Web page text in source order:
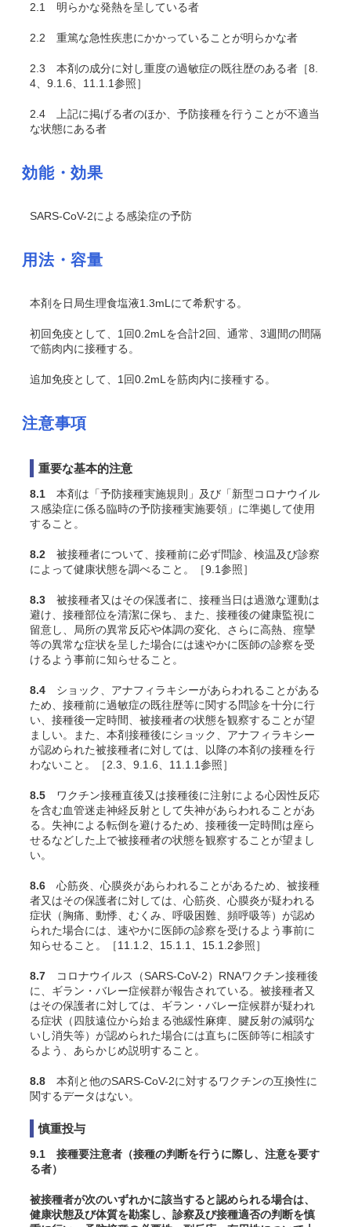
2.1 明らかな発熱を呈している者
2.2 重篤な急性疾患にかかっていることが明らかな者
2.3 本剤の成分に対し重度の過敏症の既往歴のある者［8.
4、9.1.6、11.1.1参照］
2.4 上記に掲げる者のほか、予防接種を行うことが不適当
な状態にある者
効能・効果
SARS-CoV-2による感染症の予防
用法・容量
本剤を日局生理食塩液1.3mLにて希釈する。
初回免疫として、1回0.2mLを合計2回、通常、3週間の間隔
で筋肉内に接種する。
追加免疫として、1回0.2mLを筋肉内に接種する。
注意事項
重要な基本的注意
8.1 本剤は「予防接種実施規則」及び「新型コロナウイル
ス感染症に係る臨時の予防接種実施要領」に準拠して使用
すること。
8.2 被接種者について、接種前に必ず問診、検温及び診察
によって健康状態を調べること。［9.1参照］
8.3 被接種者又はその保護者に、接種当日は過激な運動は
避け、接種部位を清潔に保ち、また、接種後の健康監視に
留意し、局所の異常反応や体調の変化、さらに高熱、痙攣
等の異常な症状を呈した場合には速やかに医師の診察を受
けるよう事前に知らせること。
8.4 ショック、アナフィラキシーがあらわれることがある
ため、接種前に過敏症の既往歴等に関する問診を十分に行
い、接種後一定時間、被接種者の状態を観察することが望
ましい。また、本剤接種後にショック、アナフィラキシー
が認められた被接種者に対しては、以降の本剤の接種を行
わないこと。［2.3、9.1.6、11.1.1参照］
8.5 ワクチン接種直後又は接種後に注射による心因性反応
を含む血管迷走神経反射として失神があらわれることがあ
る。失神による転倒を避けるため、接種後一定時間は座ら
せるなどした上で被接種者の状態を観察することが望まし
い。
8.6 心筋炎、心膜炎があらわれることがあるため、被接種
者又はその保護者に対しては、心筋炎、心膜炎が疑われる
症状（胸痛、動悸、むくみ、呼吸困難、頻呼吸等）が認め
られた場合には、速やかに医師の診察を受けるよう事前に
知らせること。［11.1.2、15.1.1、15.1.2参照］
8.7 コロナウイルス（SARS-CoV-2）RNAワクチン接種後
に、ギラン・バレー症候群が報告されている。被接種者又
はその保護者に対しては、ギラン・バレー症候群が疑われ
る症状（四肢遠位から始まる弛緩性麻痺、腱反射の減弱な
いし消失等）が認められた場合には直ちに医師等に相談す
るよう、あらかじめ説明すること。
8.8 本剤と他のSARS-CoV-2に対するワクチンの互換性に
関するデータはない。
慎重投与
9.1 接種要注意者（接種の判断を行うに際し、注意を要す
る者）
被接種者が次のいずれかに該当すると認められる場合は、
健康状態及び体質を勘案し、診察及び接種適否の判断を慎